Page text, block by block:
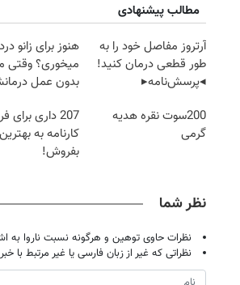
مطالب پیشنهادی
آرتروز مفاصل خود را به
طور قطعی درمان کنید!
◂پرسش‌نامه▸
هنوز برای زانو
میخوری؟
بدون عمل
200سوت نقره هدیه
گرمی
207 داری
کارنامه به
بفروش!
نظر شما
نظرات حاوی توهین و هرگونه نسبت ناروا
نظراتی که غیر از زبان فارسی یا غیر مرتبط با